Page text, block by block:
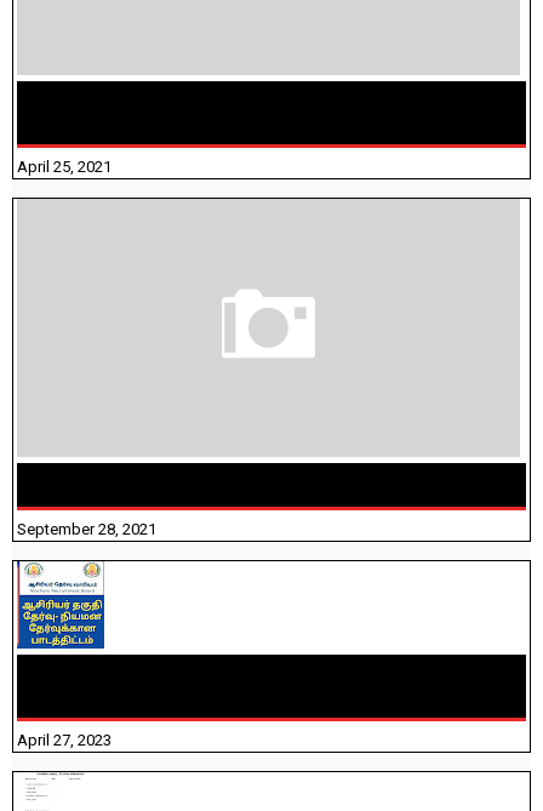
April 25, 2021
September 28, 2021
April 27, 2023